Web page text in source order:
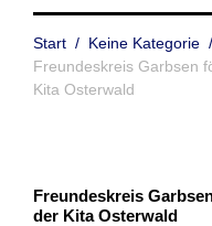
Start / Keine Kategorie /
Freundeskreis Garbsen
Kita Osterwald
Freundeskreis
der Kita Osterwald